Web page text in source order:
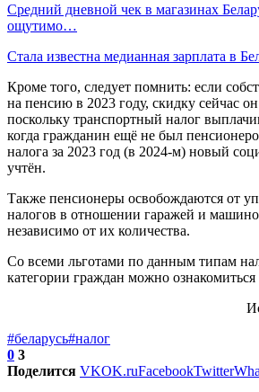
Средний дневной чек в магазинах
ощутимо…
Стала известна медианная зарплата в
Кроме того, следует помнить: если
на пенсию в 2023 году, скидку сейчас
поскольку транспортный налог
когда гражданин ещё не был
налога за 2023 год (в 2024-м) новый
учтён.
Также пенсионеры освобождаются от
налогов в отношении гаражей и
независимо от их количества.
Со всеми льготами по данным типам
категории граждан можно ознакомиться
#беларусь#налог
0 3
Поделится VKOK.ruFacebookTwitter